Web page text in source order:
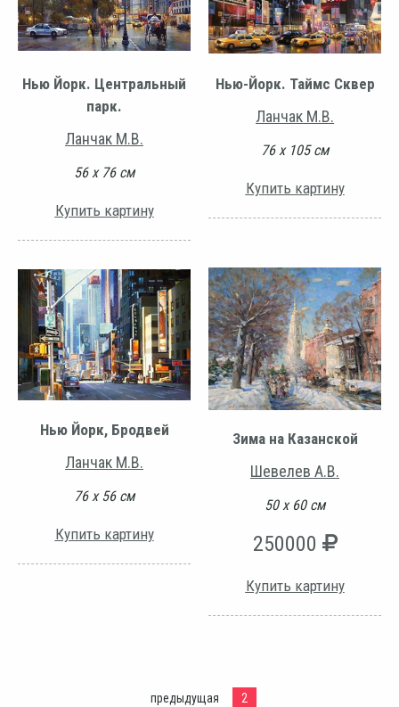
Нью Йорк. Центральный
парк.
Ланчак М.В.
56 х 76 см
Купить картину
Нью-Йорк. Таймс Сквер
Ланчак М.В.
76 х 105 см
Купить картину
Нью Йорк, Бродвей
Ланчак М.В.
76 х 56 см
Купить картину
Зима на Казанской
Шевелев А.В.
50 х 60 см
250000
Купить картину
предыдущая 2